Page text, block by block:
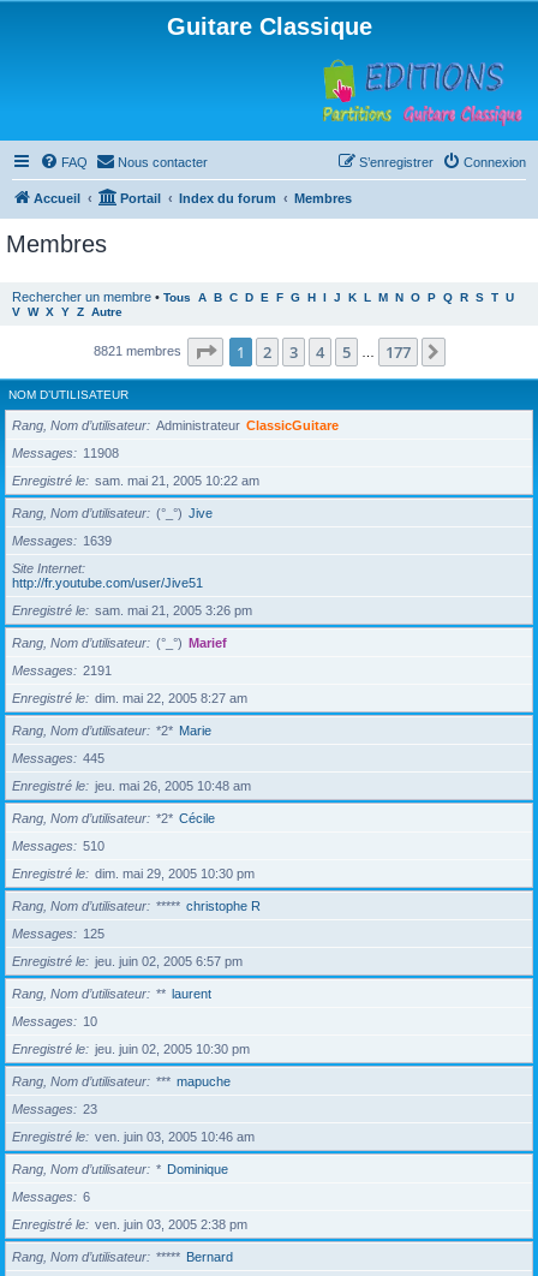
Guitare Classique
FAQ Nous contacter Connexion
S’enregistrer
Accueil Portail Index du forum Membres
Membres
Rechercher un membre • Tous A B C D E F G H I J K L M N O P Q R S T U
V W X Y Z Autre
8821 membres Page 1sur177
1 2 3 4 5 177
NOM D’UTILISATEUR
Rang, Nom d’utilisateur Administrateur ClassicGuitare
Messages
11908
Enregistré le
sam. mai 21, 2005 10:22 am
Rang, Nom d’utilisateur (°_°) Jive
Messages
1639
Site Internet
http://fr.youtube.com/user/Jive51
Enregistré le
sam. mai 21, 2005 3:26 pm
Rang, Nom d’utilisateur (°_°) Marief
Messages
2191
Enregistré le
dim. mai 22, 2005 8:27 am
Rang, Nom d’utilisateur *2* Marie
Messages
445
Enregistré le
jeu. mai 26, 2005 10:48 am
Rang, Nom d’utilisateur *2* Cécile
Messages
510
Enregistré le
dim. mai 29, 2005 10:30 pm
Rang, Nom d’utilisateur ***** christophe R
Messages
125
Enregistré le
jeu. juin 02, 2005 6:57 pm
Rang, Nom d’utilisateur ** laurent
Messages
10
Enregistré le
jeu. juin 02, 2005 10:30 pm
Rang, Nom d’utilisateur *** mapuche
Messages
23
Enregistré le
ven. juin 03, 2005 10:46 am
Rang, Nom d’utilisateur * Dominique
Messages
6
Enregistré le
ven. juin 03, 2005 2:38 pm
Rang, Nom d’utilisateur ***** Bernard